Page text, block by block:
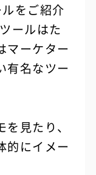
をご紹介
ールはた
マーケター
有名なツー
見たり、
的にイメー